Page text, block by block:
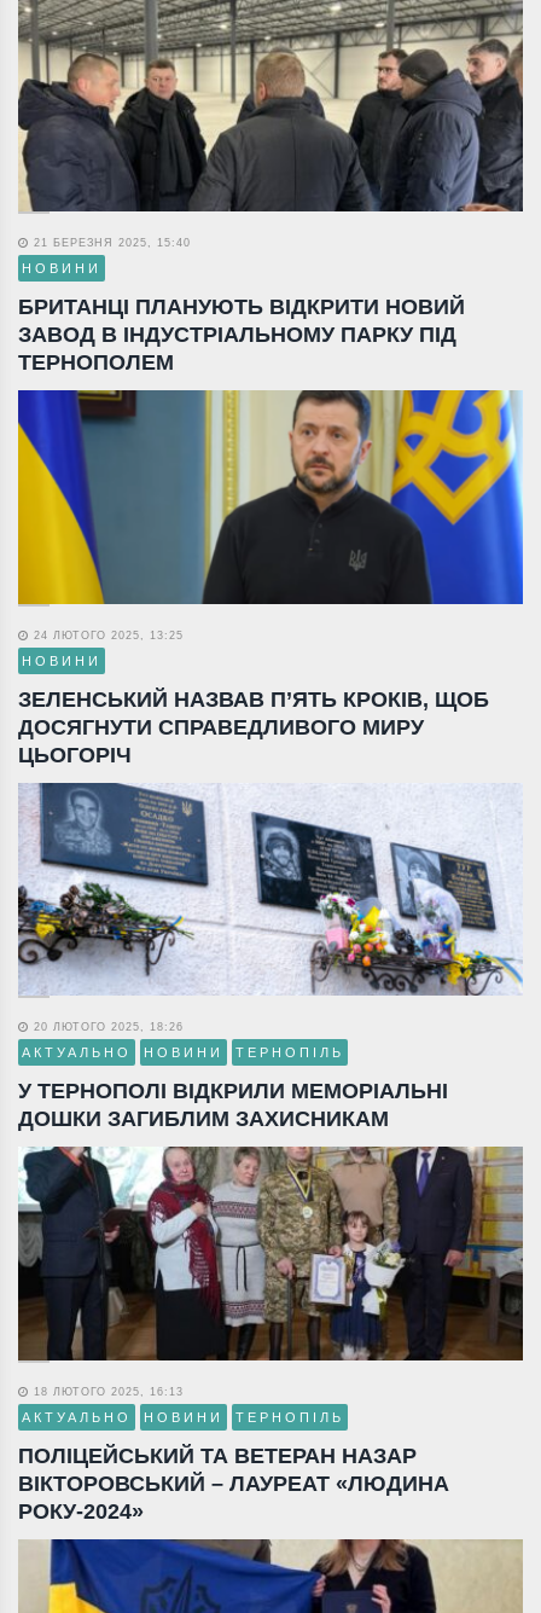
21 БЕРЕЗНЯ 2025, 15:40
НОВИНИ
БРИТАНЦІ ПЛАНУЮТЬ ВІДКРИТИ НОВИЙ
ЗАВОД В ІНДУСТРІАЛЬНОМУ ПАРКУ ПІД
ТЕРНОПОЛЕМ
24 ЛЮТОГО 2025, 13:25
НОВИНИ
ЗЕЛЕНСЬКИЙ НАЗВАВ П’ЯТЬ КРОКІВ, ЩОБ
ДОСЯГНУТИ СПРАВЕДЛИВОГО МИРУ
ЦЬОГОРІЧ
20 ЛЮТОГО 2025, 18:26
АКТУАЛЬНО НОВИНИ ТЕРНОПІЛЬ
У ТЕРНОПОЛІ ВІДКРИЛИ МЕМОРІАЛЬНІ
ДОШКИ ЗАГИБЛИМ ЗАХИСНИКАМ
18 ЛЮТОГО 2025, 16:13
АКТУАЛЬНО НОВИНИ ТЕРНОПІЛЬ
ПОЛІЦЕЙСЬКИЙ ТА ВЕТЕРАН НАЗАР
ВІКТОРОВСЬКИЙ – ЛАУРЕАТ «ЛЮДИНА
РОКУ-2024»